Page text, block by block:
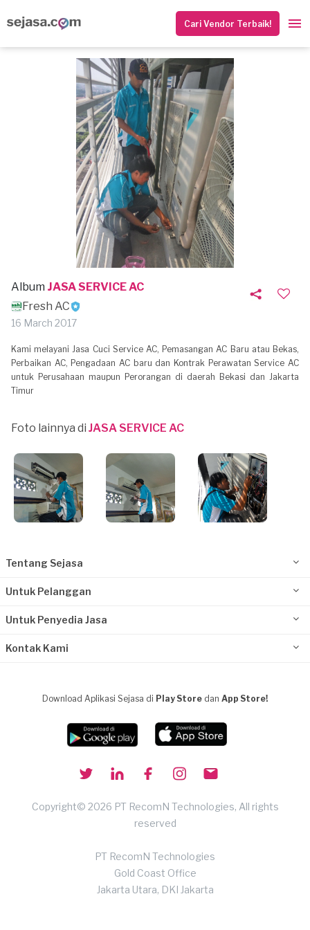
Cari Vendor Terbaik!
Album JASA SERVICE AC
Fresh AC
16 March 2017
Kami melayani Jasa Cuci Service AC, Pemasangan AC Baru atau Bekas,
Perbaikan AC, Pengadaan AC baru dan Kontrak Perawatan Service AC
untuk Perusahaan maupun Perorangan di daerah Bekasi dan Jakarta
Timur
Foto lainnya di JASA SERVICE AC
Tentang Sejasa
Untuk Pelanggan
Untuk Penyedia Jasa
Kontak Kami
Download Aplikasi Sejasa di Play Store dan App Store!
Copyright© 2026 PT RecomN Technologies, All rights
reserved
PT RecomN Technologies
Gold Coast Office
Jakarta Utara, DKI Jakarta